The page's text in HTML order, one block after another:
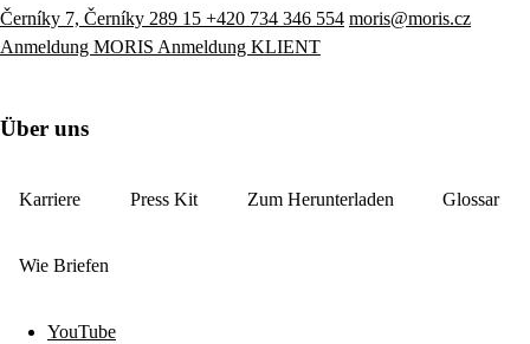
Černíky 7, Černíky 289 15 +420 734 346 554 moris@moris.cz
Anmeldung MORIS Anmeldung KLIENT
Über uns
Karriere Press Kit Zum Herunterladen Glossar
Wie Briefen
YouTube